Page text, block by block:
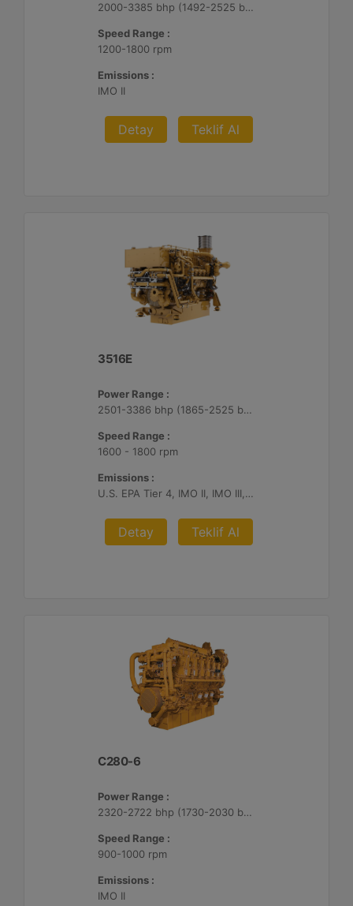
2000-3385 bhp (1492-2525 bkW)
Speed Range :
1200-1800 rpm
Emissions :
IMO II
Detay Teklif Al
3516E
Power Range :
2501-3386 bhp (1865-2525 bkW)
Speed Range :
1600 - 1800 rpm
Emissions :
U.S. EPA Tier 4, IMO II, IMO III, IMO II/III switchable
Detay Teklif Al
C280-6
Power Range :
2320-2722 bhp (1730-2030 bkW)
Speed Range :
900-1000 rpm
Emissions :
IMO II